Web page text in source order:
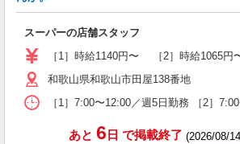
スーパーの店舗スタッフ
［1］時給1140円〜 ［2］時給1065円
和歌山県和歌山市田屋138番地
［1］7:00〜12:00／週5日勤務 ［2］
あと 6 日 で掲載終了 (2026/08/